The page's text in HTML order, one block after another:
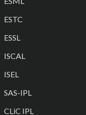
ESTC
ESSL
ISCAL
ISEL
SAS-IPL
CLiC IPL